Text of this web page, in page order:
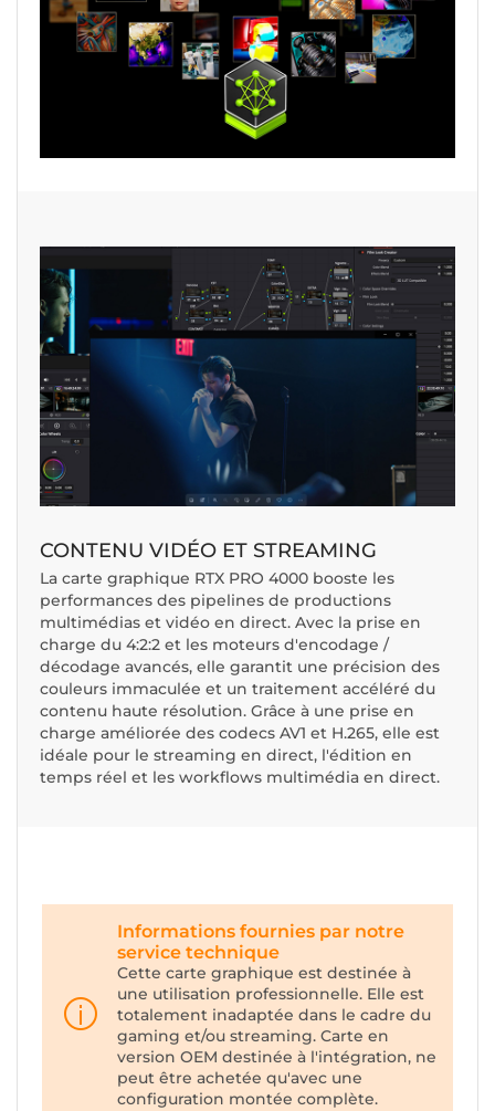
CONTENU VIDÉO ET STREAMING
La carte graphique RTX PRO 4000 booste les
performances des pipelines de productions
multimédias et vidéo en direct. Avec la prise en
charge du 4:2:2 et les moteurs d'encodage /
décodage avancés, elle garantit une précision des
couleurs immaculée et un traitement accéléré du
contenu haute résolution. Grâce à une prise en
charge améliorée des codecs AV1 et H.265, elle est
idéale pour le streaming en direct, l'édition en
temps réel et les workflows multimédia en direct.
Informations fournies par notre
service technique
Cette carte graphique est destinée à
une utilisation professionnelle. Elle est
totalement inadaptée dans le cadre du
gaming et/ou streaming. Carte en
version OEM destinée à l'intégration, ne
peut être achetée qu'avec une
configuration montée complète.